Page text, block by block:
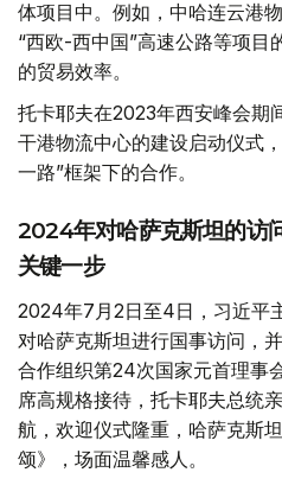
体项目中。例如，中哈连云港
“西欧-西中国”高速公路等项目
的贸易效率。
托卡耶夫在2023年西安峰会期
干港物流中心的建设启动仪式
一路”框架下的合作。
2024年对哈萨克斯坦的访
关键一步
2024年7月2日至4日，习近平
对哈萨克斯坦进行国事访问，
合作组织第24次国家元首理事
席高规格接待，托卡耶夫总统
航，欢迎仪式隆重，哈萨克斯
颂》，场面温馨感人。